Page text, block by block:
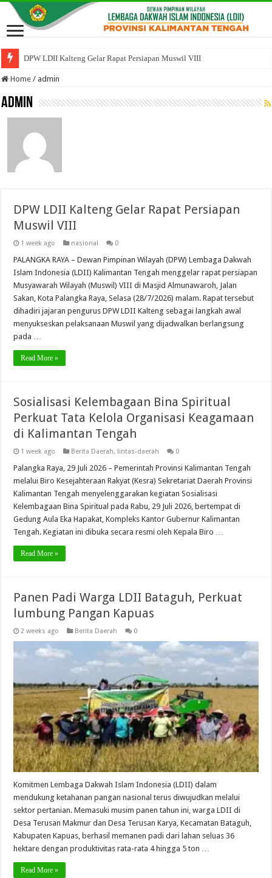
DPW LDII Kalteng Gelar Rapat Persiapan Muswil VIII
Home / admin
admin
DPW LDII Kalteng Gelar Rapat Persiapan
Muswil VIII
1 week ago nasional 0
PALANGKA RAYA – Dewan Pimpinan Wilayah (DPW) Lembaga Dakwah
Islam Indonesia (LDII) Kalimantan Tengah menggelar rapat persiapan
Musyawarah Wilayah (Muswil) VIII di Masjid Almunawaroh, Jalan
Sakan, Kota Palangka Raya, Selasa (28/7/2026) malam. Rapat tersebut
dihadiri jajaran pengurus DPW LDII Kalteng sebagai langkah awal
menyukseskan pelaksanaan Muswil yang dijadwalkan berlangsung
pada …
Read More »
Sosialisasi Kelembagaan Bina Spiritual
Perkuat Tata Kelola Organisasi Keagamaan
di Kalimantan Tengah
1 week ago Berita Daerah, lintas-daerah 0
Palangka Raya, 29 Juli 2026 – Pemerintah Provinsi Kalimantan Tengah
melalui Biro Kesejahteraan Rakyat (Kesra) Sekretariat Daerah Provinsi
Kalimantan Tengah menyelenggarakan kegiatan Sosialisasi
Kelembagaan Bina Spiritual pada Rabu, 29 Juli 2026, bertempat di
Gedung Aula Eka Hapakat, Kompleks Kantor Gubernur Kalimantan
Tengah. Kegiatan ini dibuka secara resmi oleh Kepala Biro …
Read More »
Panen Padi Warga LDII Bataguh, Perkuat
lumbung Pangan Kapuas
2 weeks ago Berita Daerah 0
Komitmen Lembaga Dakwah Islam Indonesia (LDII) dalam
mendukung ketahanan pangan nasional terus diwujudkan melalui
sektor pertanian. Memasuki musim panen tahun ini, warga LDII di
Desa Terusan Makmur dan Desa Terusan Karya, Kecamatan Bataguh,
Kabupaten Kapuas, berhasil memanen padi dari lahan seluas 36
hektare dengan produktivitas rata-rata 4 hingga 5 ton …
Read More »